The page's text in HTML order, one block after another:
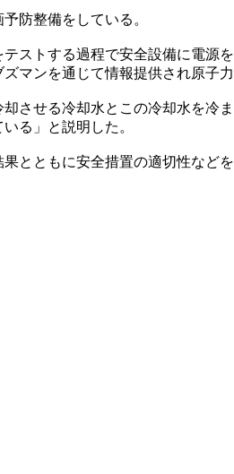
防整備をしている。
ストする過程で安全設備に電
マンを通じて情報提供され原子
させる冷却水とこの冷却水を
る」と説明した。
とともに安全措置の適切性など